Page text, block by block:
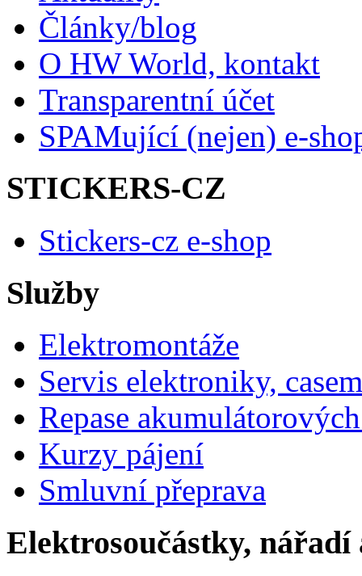
Články/blog
O HW World, kontakt
Transparentní účet
SPAMující (nejen) e-
STICKERS-CZ
Stickers-cz e-shop
Služby
Elektromontáže
Servis elektroniky,
Repase
Kurzy pájení
Smluvní přeprava
Elektrosoučástky, nářadí